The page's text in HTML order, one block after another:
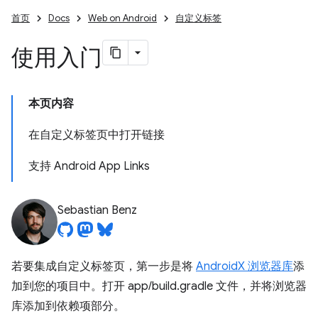
首页 Docs Web on Android 自定义标签
使用入门
本页内容
在自定义标签页中打开链接
支持 Android App Links
Sebastian Benz
若要集成自定义标签页，第一步是将 AndroidX 浏览器库添
加到您的项目中。打开 app/build.gradle 文件，并将浏览器
库添加到依赖项部分。